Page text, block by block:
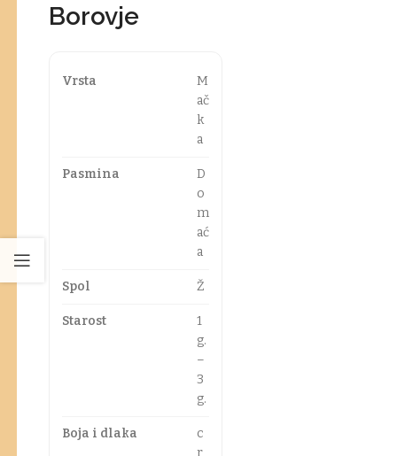
Borovje
Vrsta
M
ač
k
a
Pasmina
D
o
m
ać
a
Spol Ž
Starost
1
g.
–
3
g.
Boja i dlaka
c
r